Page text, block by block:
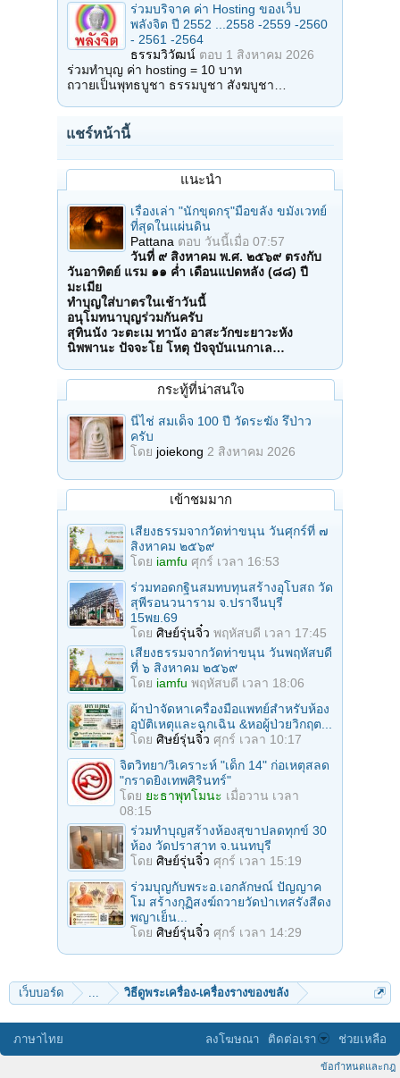
ร่วมบริจาค ค่า Hosting ของเว็บ
พลังจิต ปี 2552 ...2558 -2559 -2560
- 2561 -2564
ธรรมวิวัฒน์ ตอบ 1 สิงหาคม 2026
ร่วมทำบุญ ค่า hosting = 10 บาท
ถวายเป็นพุทธบูชา ธรรมบูชา สังฆบูชา…
แชร์หน้านี้
แนะนำ
เรื่องเล่า "นักขุดกรุ"มือขลัง ขมังเวทย์
ที่สุดในแผ่นดิน
Pattana ตอบ วันนี้เมื่อ 07:57
วันที่ ๙ สิงหาคม พ.ศ. ๒๕๖๙ ตรงกับ
วันอาทิตย์ แรม ๑๑ ค่ำ เดือนแปดหลัง (๘๘) ปี
มะเมีย
ทำบุญใส่บาตรในเช้าวันนี้
อนุโมทนาบุญร่วมกันครับ
สุทินนัง วะตะเม ทานัง อาสะวักขะยาวะหัง
นิพพานะ ปัจจะโย โหตุ ปัจจุบันเนกาเล…
กระทู้ที่น่าสนใจ
นี่ไช่ สมเด็จ 100 ปี วัดระฆัง รึป่าว
ครับ
โดย joiekong 2 สิงหาคม 2026
เข้าชมมาก
เสียงธรรมจากวัดท่าขนุน วันศุกร์ที่ ๗
สิงหาคม ๒๕๖๙
โดย iamfu ศุกร์ เวลา 16:53
ร่วมทอดกฐินสมทบทุนสร้างอุโบสถ วัด
สุพีรอนวนาราม จ.ปราจีนบุรี
15พย.69
โดย ศิษย์รุ่นจิ๋ว พฤหัสบดี เวลา 17:45
เสียงธรรมจากวัดท่าขนุน วันพฤหัสบดี
ที่ ๖ สิงหาคม ๒๕๖๙
โดย iamfu พฤหัสบดี เวลา 18:06
ผ้าป่าจัดหาเครื่องมือแพทย์สำหรับห้อง
อุบัติเหตุและฉุกเฉิน &หอผู้ป่วยวิกฤต...
โดย ศิษย์รุ่นจิ๋ว ศุกร์ เวลา 10:17
จิตวิทยา/วิเคราะห์ "เด็ก 14" ก่อเหตุสลด
"กราดยิงเทพศิรินทร์"
โดย ยะธาพุทโมนะ เมื่อวาน เวลา
08:15
ร่วมทําบุญสร้างห้องสุขาปลดทุกข์ 30
ห้อง วัดปราสาท จ.นนทบุรี
โดย ศิษย์รุ่นจิ๋ว ศุกร์ เวลา 15:19
ร่วมบุญกับพระอ.เอกลักษณ์ ปัญญาค
โม สร้างกุฏิสงฆ์ถวายวัดป่าเทสรังสีดง
พญาเย็น...
โดย ศิษย์รุ่นจิ๋ว ศุกร์ เวลา 14:29
เว็บบอร์ด วิธีดูพระเครื่อง-เครื่องรางของขลัง
ภาษาไทย ลงโฆษณา ติดต่อเรา ช่วยเหลือ
ข้อกำหนดและกฎ